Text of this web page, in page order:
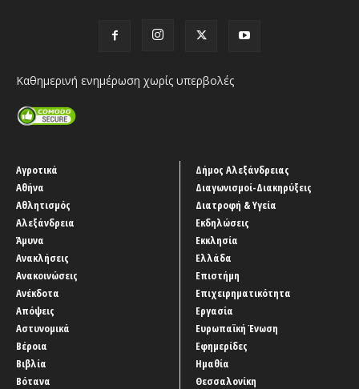
Καθημερινή ενημέρωση χωρίς υπερβολές
Αγροτικά
Αθήνα
Αθλητισμός
Αλεξάνδρεια
Άμυνα
Ανακλήσεις
Ανακοινώσεις
Ανέκδοτα
Απόψεις
Αστυνομικά
Βέροια
Βιβλία
Βότανα
Δήμος Αλεξάνδρειας
Διαγωνισμοί-Διακηρύξεις
Διατροφή & Υγεία
Εκδηλώσεις
Εκκλησία
Ελλάδα
Επιστήμη
Επιχειρηματικότητα
Εργασία
Ευρωπαϊκή Ένωση
Εφημερίδες
Ημαθία
Θεσσαλονίκη